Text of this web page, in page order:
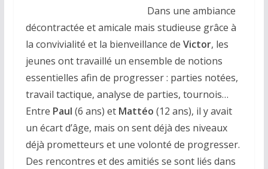
Dans une ambiance
décontractée et amicale mais studieuse grâce à
la convivialité et la bienveillance de Victor, les
jeunes ont travaillé un ensemble de notions
essentielles afin de progresser : parties notées,
travail tactique, analyse de parties, tournois…
Entre Paul (6 ans) et Mattéo (12 ans), il y avait
un écart d’âge, mais on sent déjà des niveaux
déjà prometteurs et une volonté de progresser.
Des rencontres et des amitiés se sont liés dans